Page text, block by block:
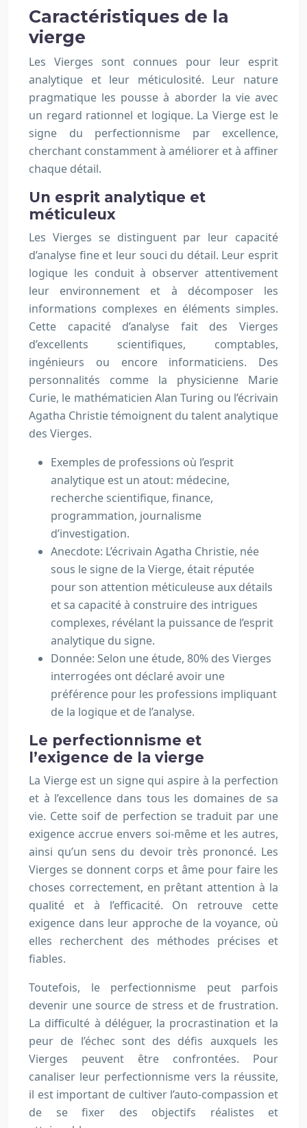
Caractéristiques de la
vierge
Les Vierges sont connues pour leur esprit
analytique et leur méticulosité. Leur nature
pragmatique les pousse à aborder la vie avec
un regard rationnel et logique. La Vierge est le
signe du perfectionnisme par excellence,
cherchant constamment à améliorer et à affiner
chaque détail.
Un esprit analytique et
méticuleux
Les Vierges se distinguent par leur capacité
d’analyse fine et leur souci du détail. Leur esprit
logique les conduit à observer attentivement
leur environnement et à décomposer les
informations complexes en éléments simples.
Cette capacité d’analyse fait des Vierges
d’excellents scientifiques, comptables,
ingénieurs ou encore informaticiens. Des
personnalités comme la physicienne Marie
Curie, le mathématicien Alan Turing ou l’écrivain
Agatha Christie témoignent du talent analytique
des Vierges.
Exemples de professions où l’esprit
analytique est un atout: médecine,
recherche scientifique, finance,
programmation, journalisme
d’investigation.
Anecdote: L’écrivain Agatha Christie, née
sous le signe de la Vierge, était réputée
pour son attention méticuleuse aux détails
et sa capacité à construire des intrigues
complexes, révélant la puissance de l’esprit
analytique du signe.
Donnée: Selon une étude, 80% des Vierges
interrogées ont déclaré avoir une
préférence pour les professions impliquant
de la logique et de l’analyse.
Le perfectionnisme et
l’exigence de la vierge
La Vierge est un signe qui aspire à la perfection
et à l’excellence dans tous les domaines de sa
vie. Cette soif de perfection se traduit par une
exigence accrue envers soi-même et les autres,
ainsi qu’un sens du devoir très prononcé. Les
Vierges se donnent corps et âme pour faire les
choses correctement, en prêtant attention à la
qualité et à l’efficacité. On retrouve cette
exigence dans leur approche de la voyance, où
elles recherchent des méthodes précises et
fiables.
Toutefois, le perfectionnisme peut parfois
devenir une source de stress et de frustration.
La difficulté à déléguer, la procrastination et la
peur de l’échec sont des défis auxquels les
Vierges peuvent être confrontées. Pour
canaliser leur perfectionnisme vers la réussite,
il est important de cultiver l’auto-compassion et
de se fixer des objectifs réalistes et